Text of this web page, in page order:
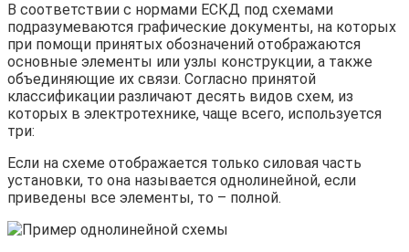
В соответствии с нормами ЕСКД под схемами
подразумеваются графические документы, на которых
при помощи принятых обозначений отображаются
основные элементы или узлы конструкции, а также
объединяющие их связи. Согласно принятой
классификации различают десять видов схем, из
которых в электротехнике, чаще всего, используется
три:
Если на схеме отображается только силовая часть
установки, то она называется однолинейной, если
приведены все элементы, то – полной.